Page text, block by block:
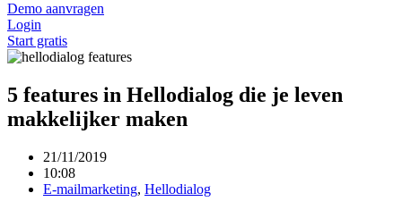
Demo aanvragen
Login
Start gratis
5 features in Hellodialog die je leven
makkelijker maken
21/11/2019
10:08
E-mailmarketing, Hellodialog